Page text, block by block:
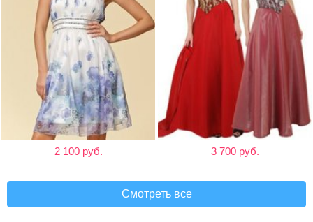
2 100 руб. 3 700 руб.
Смотреть все